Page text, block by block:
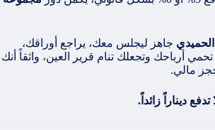
جاهز ليجلس معك، يراجع أوراقك،
أرباحك وتجعلك تنام قرير العين، واثقاً أنك
مالي.
ديناراً زائداً.